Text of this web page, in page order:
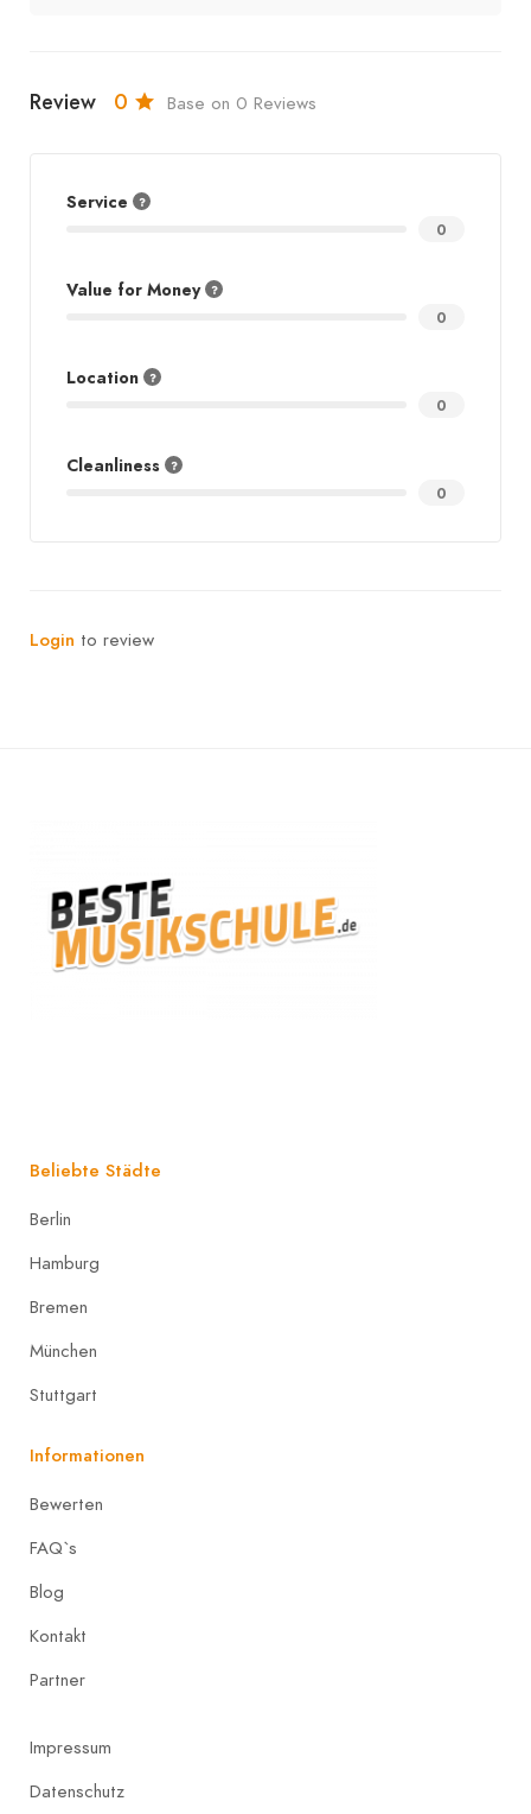
Review 0 Base on 0 Reviews
Service
0
Value for Money
0
Location
0
Cleanliness
0
Login to review
Beliebte Städte
Berlin
Hamburg
Bremen
München
Stuttgart
Informationen
Bewerten
FAQ`s
Blog
Kontakt
Partner
Impressum
Datenschutz